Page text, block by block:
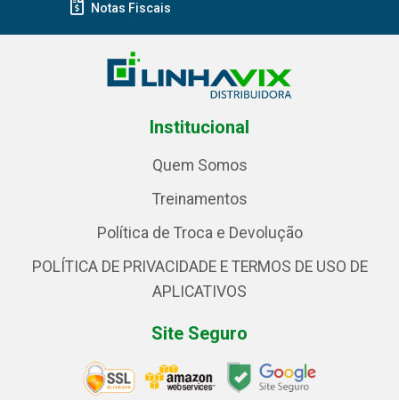
Notas Fiscais
Institucional
Quem Somos
Treinamentos
Política de Troca e Devolução
POLÍTICA DE PRIVACIDADE E TERMOS DE USO DE
APLICATIVOS
Site Seguro